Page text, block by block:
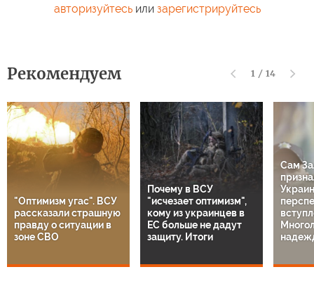
авторизуйтесьили зарегистрируйтесь
Рекомендуем 1 / 14
"Оптимизм угас". ВСУ
рассказали страшную
правду о ситуации в
зоне СВО
Почему в ВСУ
"исчезает оптимизм",
кому из украинцев в
ЕС больше не дадут
защиту. Итоги
Сам